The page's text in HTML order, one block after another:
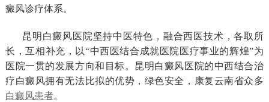
癜风诊疗体系。
昆明白癜风医院坚持中医特色，融合西医技术，各取所
长，互相补充，以“中西医结合成就医院医疗事业的辉煌”为
医院一贯的发展方向和目标。昆明白癜风医院的中西结合治
疗白癜风拥有无法比拟的优势，绿色安全，康复云南省众多
白癜风患者。